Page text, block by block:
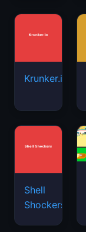
Krunker.io
Shell
Shockers